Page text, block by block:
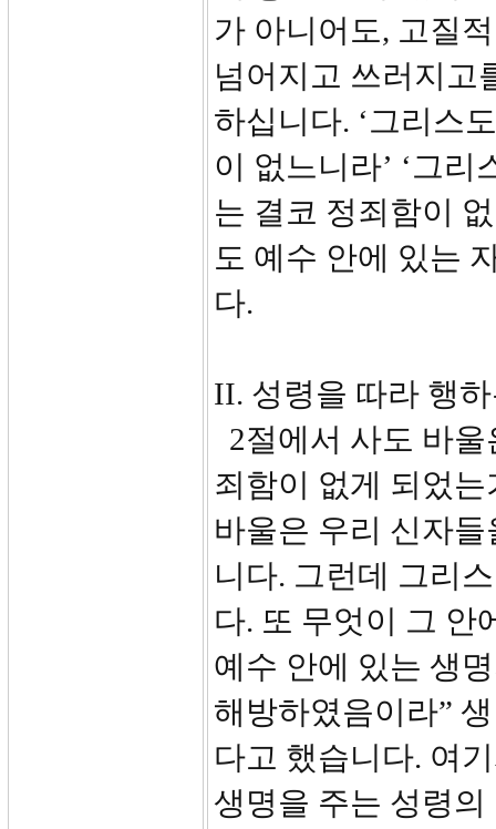
가 아니어도, 고질
넘어지고 쓰러지고
하십니다. ‘그리스
이 없느니라’ ‘그
는 결코 정죄함이
도 예수 안에 있는
다.
II. 성령을 따라 행
2절에서 사도 바
죄함이 없게 되었
바울은 우리 신자
니다. 그런데 그리
다. 또 무엇이 그 안
예수 안에 있는 생
해방하였음이라”
다고 했습니다. 여
생명을 주는 성령